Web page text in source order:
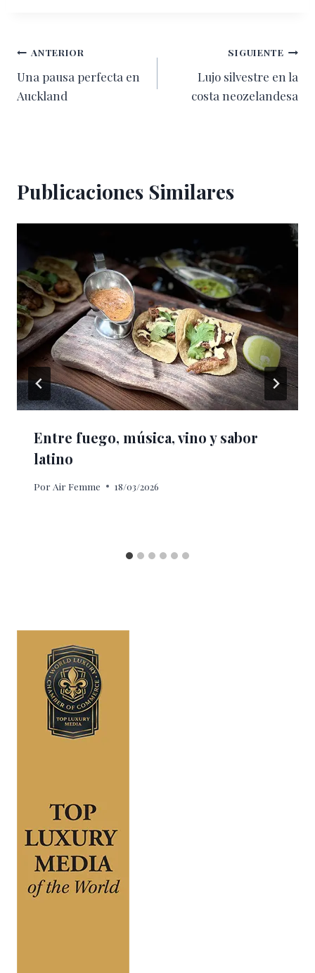
Navegación
de
ANTERIOR
Una pausa perfecta en
Auckland
SIGUIENTE
Lujo silvestre en la
costa neozelandesa
Publicaciones Similares
Entre fuego, música, vino y sabor
latino
Por Air Femme 18/03/2026